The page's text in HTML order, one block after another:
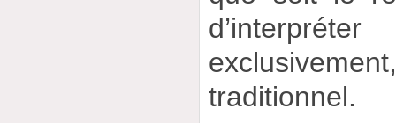
traditionnel.